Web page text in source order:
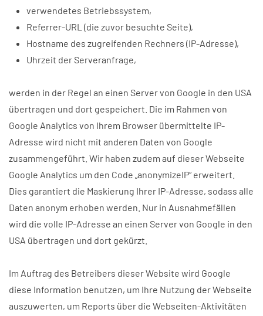
verwendetes Betriebssystem,
Referrer-URL (die zuvor besuchte Seite),
Hostname des zugreifenden Rechners (IP-Adresse),
Uhrzeit der Serveranfrage,
werden in der Regel an einen Server von Google in den USA
übertragen und dort gespeichert. Die im Rahmen von
Google Analytics von Ihrem Browser übermittelte IP-
Adresse wird nicht mit anderen Daten von Google
zusammengeführt. Wir haben zudem auf dieser Webseite
Google Analytics um den Code „anonymizeIP“ erweitert.
Dies garantiert die Maskierung Ihrer IP-Adresse, sodass alle
Daten anonym erhoben werden. Nur in Ausnahmefällen
wird die volle IP-Adresse an einen Server von Google in den
USA übertragen und dort gekürzt.
Im Auftrag des Betreibers dieser Website wird Google
diese Information benutzen, um Ihre Nutzung der Webseite
auszuwerten, um Reports über die Webseiten-Aktivitäten